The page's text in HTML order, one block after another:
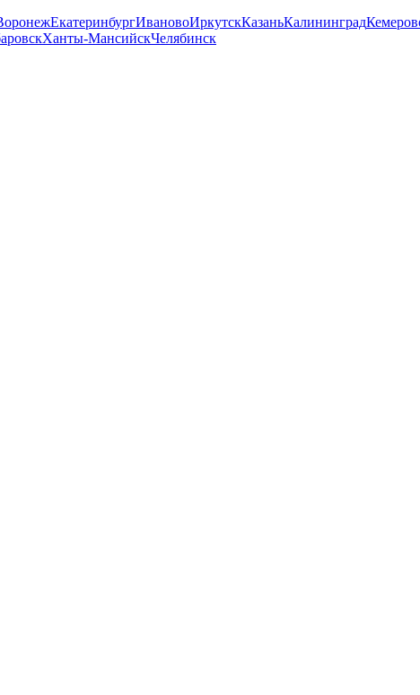
ЕкатеринбургИвановоИркутскКазаньКалининград
Ханты-МансийскЧелябинск